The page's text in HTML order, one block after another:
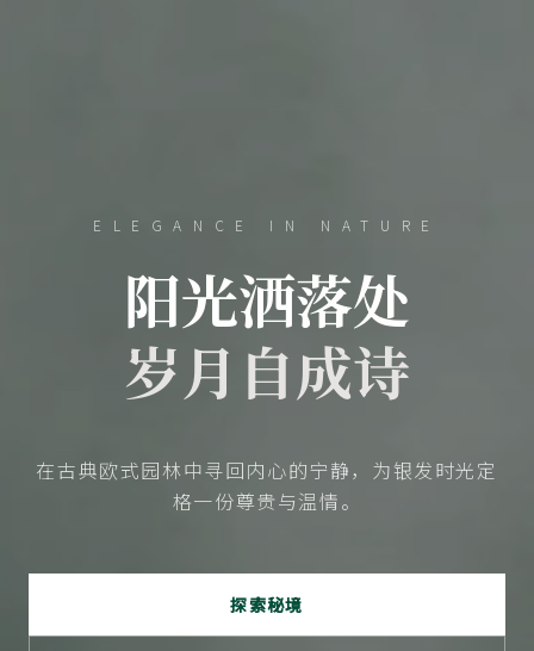
ELEGANCE IN NATURE
阳光洒落处
岁月自成诗
在古典欧式园林中寻回内心的宁静，为银发时光定
格一份尊贵与温情。
探索秘境